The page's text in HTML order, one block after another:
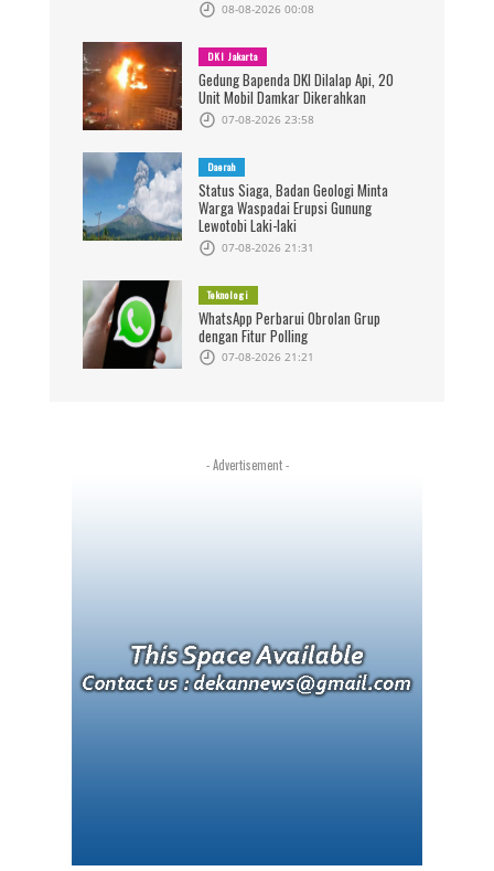
08-08-2026 00:08
DKI Jakarta
Gedung Bapenda DKI Dilalap Api, 20
Unit Mobil Damkar Dikerahkan
07-08-2026 23:58
Daerah
Status Siaga, Badan Geologi Minta
Warga Waspadai Erupsi Gunung
Lewotobi Laki-laki
07-08-2026 21:31
Teknologi
WhatsApp Perbarui Obrolan Grup
dengan Fitur Polling
07-08-2026 21:21
- Advertisement -